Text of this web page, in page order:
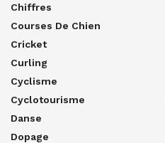
Chiffres
Courses De Chien
Cricket
Curling
Cyclisme
Cyclotourisme
Danse
Dopage